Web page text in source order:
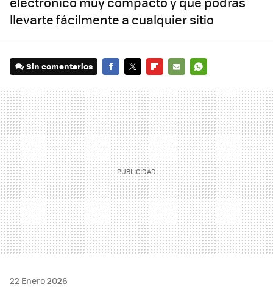
llevarte fácilmente a cualquier sitio
Sin comentarios
MAIL
22 Enero 2026